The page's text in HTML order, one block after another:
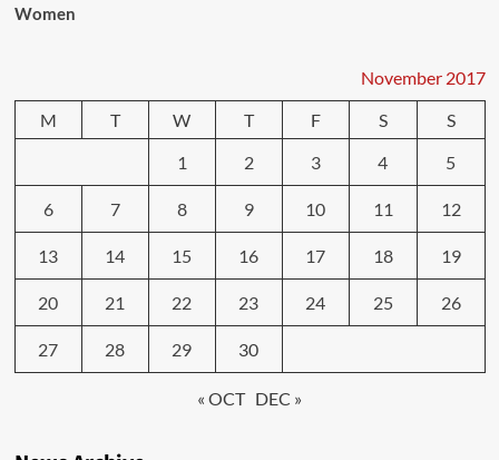
Women
November 2017
M
T W T F S
S
1
2 3 4 5
6 7 8 9 10 11 12
13 14 15 16 17 18 19
20 21 22 23 24 25 26
27 28 29 30
« OCT DEC »